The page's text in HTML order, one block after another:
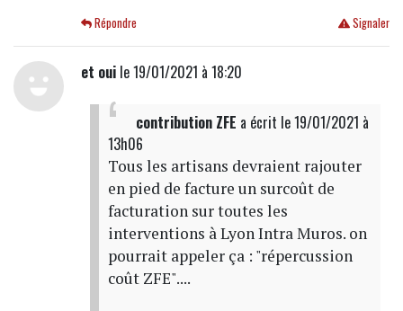
Signaler
Répondre
et ouile 19/01/2021 à 18:20
contribution ZFE a écrit le 19/01/2021 à
13h06
Tous les artisans devraient rajouter
en pied de facture un surcoût de
facturation sur toutes les
interventions à Lyon Intra Muros. on
pourrait appeler ça : "répercussion
coût ZFE"....